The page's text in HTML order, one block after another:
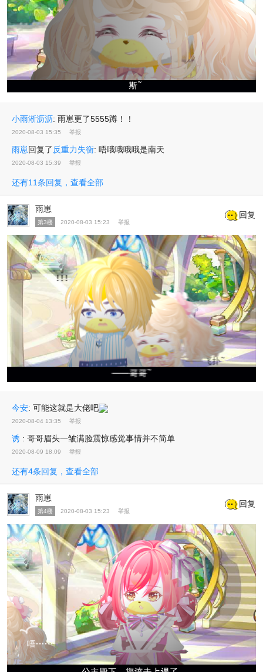
小雨淅沥沥: 雨崽更了5555蹲！！
2020-08-03 15:35 举报
雨崽回复了 反重力失衡: 唔哦哦哦哦是南天
2020-08-03 15:39 举报
还有11条回复，查看全部
雨崽
第3楼 2020-08-03 15:23 举报
回复
今安: 可能这就是大佬吧
2020-08-04 13:35 举报
诱 : 哥哥眉头一皱满脸震惊感觉事情并不简单
2020-08-09 18:09 举报
还有4条回复，查看全部
雨崽
第4楼 2020-08-03 15:23 举报
回复